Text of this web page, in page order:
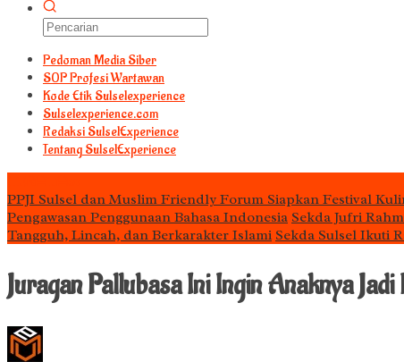
Pedoman Media Siber
S0P Profesi Wartawan
Kode Etik Sulselexperience
Sulselexperience.com
Redaksi SulselExperience
Tentang SulselExperience
PPJI Sulsel dan Muslim Friendly Forum Siapkan Festival
Pengawasan Penggunaan Bahasa Indonesia Sekda Jufri
Tangguh, Lincah, dan Berkarakter Islami Sekda Sulsel Ikuti
Juragan Pallubasa Ini Ingin Anaknya